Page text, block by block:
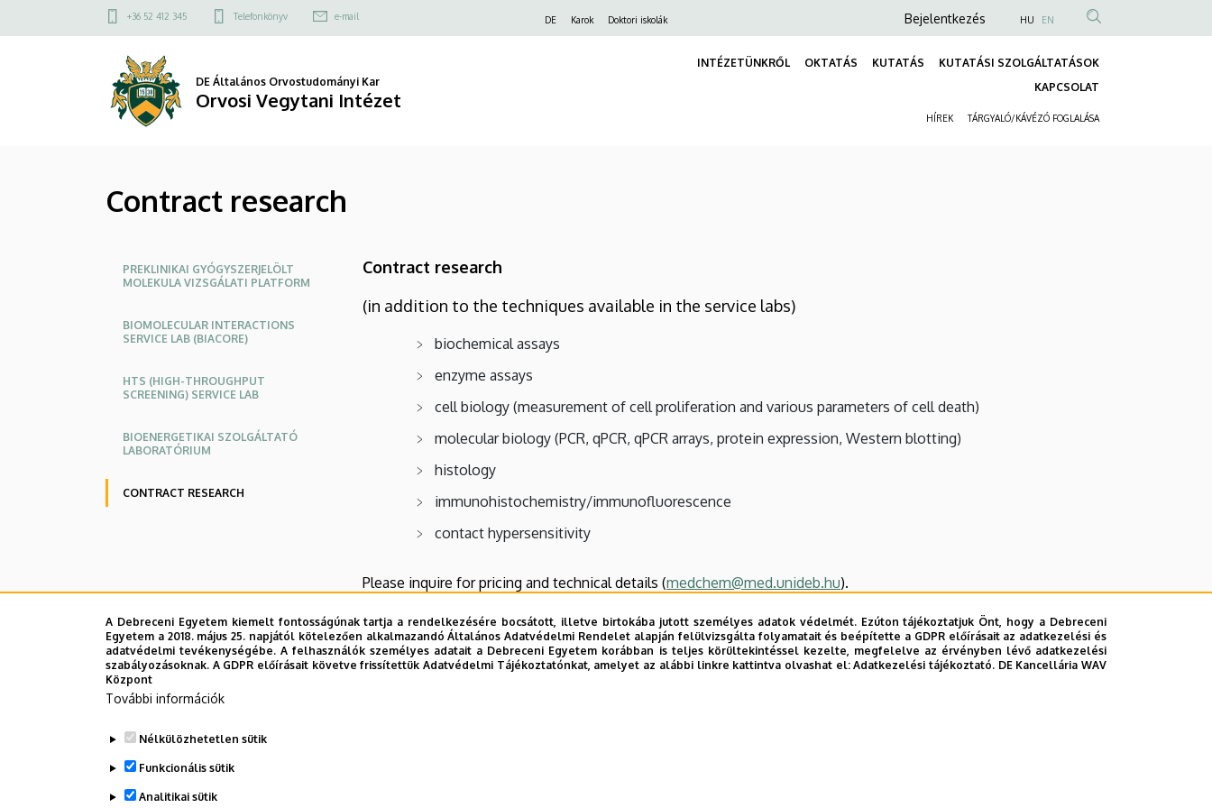
Contract
a
Felső
menü
+36 52 412 345 Telefonkönyv e-mail DE Karok Doktori iskolák
Anonim
fiók
Bejelentkezés HU EN
DE Általános Orvostudományi Kar
Orvosi Vegytani Intézet
INTÉZETÜNKRŐL OKTATÁS KUTATÁS
KUTATÁSI SZOLGÁLTATÁSOK
KAPCSOLAT
HÍREK TÁRGYALÓ/KÁVÉZÓ FOGLALÁSA
Contract research
Oldalmenü
PREKLINIKAI GYÓGYSZERJELÖLT
MOLEKULA VIZSGÁLATI PLATFORM
BIOMOLECULAR INTERACTIONS
SERVICE LAB (BIACORE)
HTS (HIGH-THROUGHPUT
SCREENING) SERVICE LAB
BIOENERGETIKAI SZOLGÁLTATÓ
LABORATÓRIUM
CONTRACT RESEARCH
Contract research
(in addition to the techniques available in the service labs)
biochemical assays
enzyme assays
cell biology (measurement of cell proliferation and various parameters of cell death)
molecular biology (PCR, qPCR, qPCR arrays, protein expression, Western blotting)
histology
immunohistochemistry/immunofluorescence
contact hypersensitivity
Please inquire for pricing and technical details (medchem@med.unideb.hu).
Legutóbbi frissítés: 2024. 02. 23. 14:26
A Debreceni Egyetem kiemelt fontosságúnak tartja a rendelkezésére bocsátott, illetve birtokába jutott személyes adatok védelmét. Ezúton tájékoztatjuk Önt, hogy a Debreceni
Egyetem a 2018. május 25. napjától kötelezően alkalmazandó Általános Adatvédelmi Rendelet alapján felülvizsgálta folyamatait és beépítette a GDPR előírásait az adatkezelési és
adatvédelmi tevékenységébe. A felhasználók személyes adatait a Debreceni Egyetem korábban is teljes körültekintéssel kezelte, megfelelve az érvényben lévő adatkezelési
szabályozásoknak. A GDPR előírásait követve frissítettük Adatvédelmi Tájékoztatónkat, amelyet az alábbi linkre kattintva olvashat el:Adatkezelési tájékoztató. DE Kancellária WAV
Központ
További információk
Nélkülözhetetlen sütik
Funkcionális sütik
Analitikai sütik